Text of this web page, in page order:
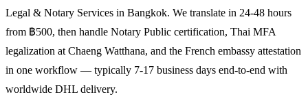
Legal & Notary Services in Bangkok. We translate in 24-48 hours
from ฿500, then handle Notary Public certification, Thai MFA
legalization at Chaeng Watthana, and the French embassy attestation
in one workflow — typically 7-17 business days end-to-end with
worldwide DHL delivery.